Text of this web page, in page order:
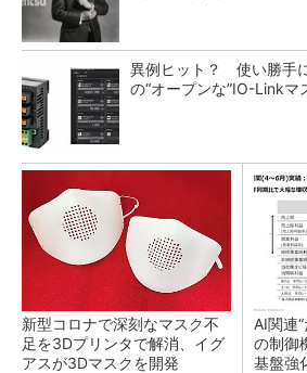
異例ヒット？ 使い勝手
の“オープンな”IO-Linkマ
新型コロナで深刻なマスク不
足を3Dプリンタで解消、イグ
アスが3Dマスクを開発
AI関連
の制御
基盤強